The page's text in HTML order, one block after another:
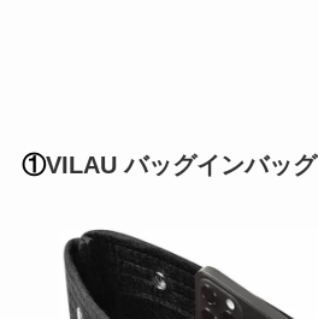
①VILAU バッグインバッグ